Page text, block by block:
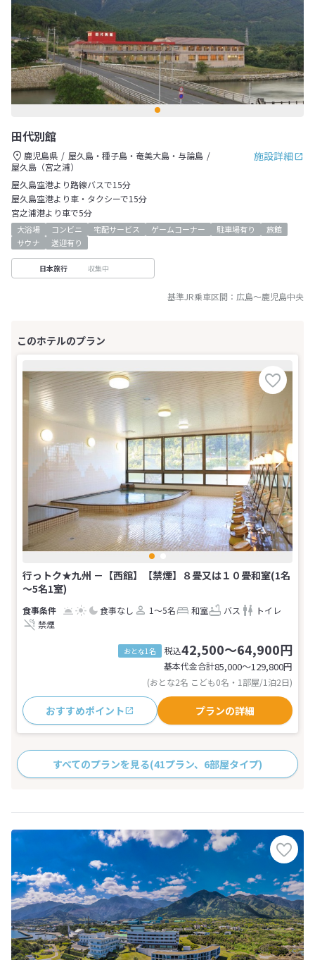
田代別館
施設詳細
鹿児島県
屋久島・種子島・奄美大島・与論島
屋久島（宮之浦）
屋久島空港より路線バスで15分
屋久島空港より車・タクシーで15分
宮之浦港より車で5分
大浴場 コンビニ 宅配サービス ゲームコーナー 駐車場有り
旅館
サウナ
送迎有り
日本旅行 収集中
基準JR乗車区間： 広島～鹿児島中央
行っトク★九州 －【西館】【禁煙】８畳又は１０畳和室(1名
～5名1室)
食事なし 1～5名 和室 バス
トイレ
禁煙
おとな1名 税込42,500～64,900円
基本代金合計85,000〜129,800円
(おとな2名 こども0名・1部屋/1泊2日)
おすすめポイント プランの詳細
すべてのプランを見る(41プラン、6部屋タイプ)